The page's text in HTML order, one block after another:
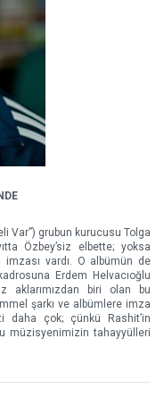
Var”) grubun kurucusu Tolga
Özbey’siz elbette; yoksa
imzası vardı. O albümün de
Erdem Helvacıoğlu
aklarımızdan biri olan bu
şarkı ve albümlere imza
daha çok; çünkü Rashit’in
müzisyenimizin tahayyülleri